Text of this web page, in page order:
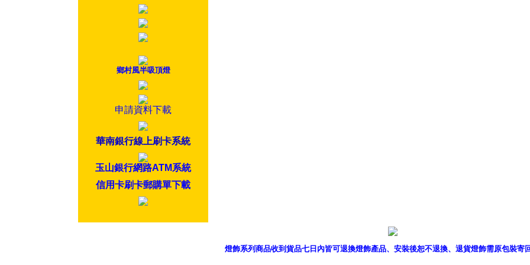
鄉村風半吸頂燈
申請資料下載
華南銀行線上刷卡系統
玉山銀行網路ATM系統
信用卡刷卡郵購單下載
燈飾系列商品收到貨品七日內皆可退換燈飾產品、安裝後恕不退換、退貨燈飾需原包裝寄